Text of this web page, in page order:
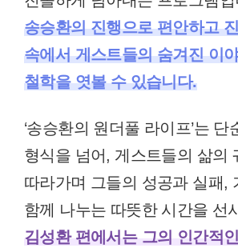
송승환의 진행으로 편안하고
속에서 게스트들의 숨겨진 이
철학을 엿볼 수 있습니다.
‘송승환의 원더풀 라이프’는 단
형식을 넘어, 게스트들의 삶의
따라가며 그들의 성공과 실패,
함께 나누는 따뜻한 시간을 선
김성환 편에서는 그의 인간적